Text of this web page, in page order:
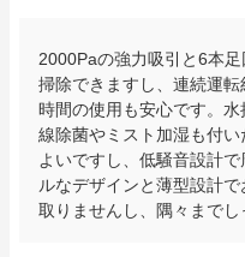
2000Paの強力吸引と6本
掃除できますし、連続運
時間の使用も安心です。
線除菌やミスト加湿も付
よいですし、低騒音設計
ルなデザインと薄型設計
取りませんし、隅々までし